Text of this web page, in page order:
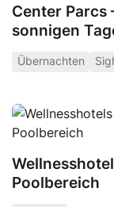
Center Parcs
sonnigen
Übernachten
Poolbereich